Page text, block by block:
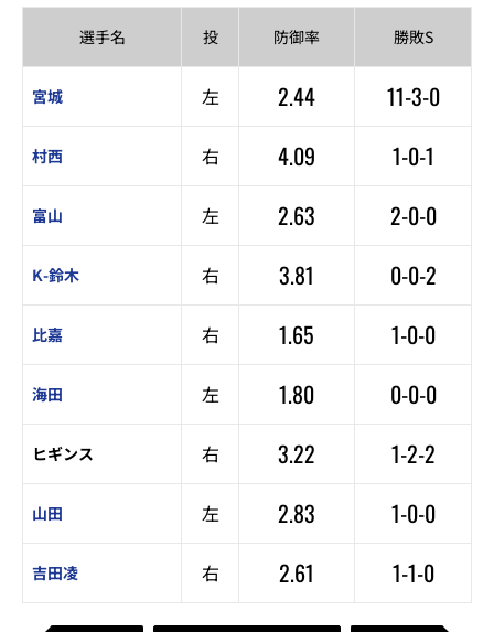
選手名 投 防御率 勝敗S
宮城 左 2.44 11-3-0
村西 右 4.09 1-0-1
富山 左 2.63 2-0-0
K-鈴木 右 3.81 0-0-2
比嘉 右 1.65 1-0-0
海田 左 1.80 0-0-0
ヒギンス 右 3.22 1-2-2
山田 左 2.83 1-0-0
吉田凌 右 2.61 1-1-0